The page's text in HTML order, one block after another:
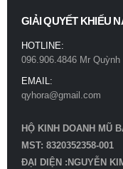
GIẢI QUYẾT KHIẾU
HOTLINE:
096.906.4846 Mr Quỳnh
EMAIL:
qyhora@gmail.com
HỘ KINH DOANH MŨ
MST: 8320352358-001
ĐẠI DIỆN :NGUYỄN